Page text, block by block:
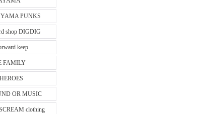
PUNKS
shop DIGDIG
keep
FAMILY
OR MUSIC
clothing